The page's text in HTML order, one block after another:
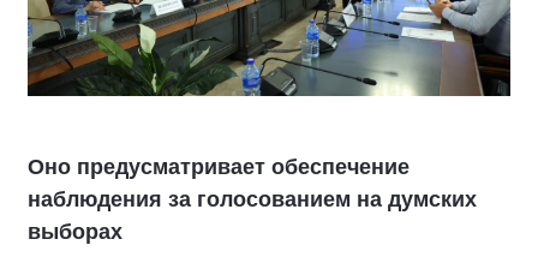
Оно предусматривает обеспечение
наблюдения за голосованием на думских
выборах